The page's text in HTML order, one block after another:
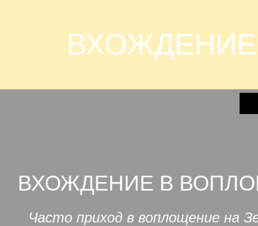
ВХОЖДЕНИЕ В
Часто приход в воплощение на